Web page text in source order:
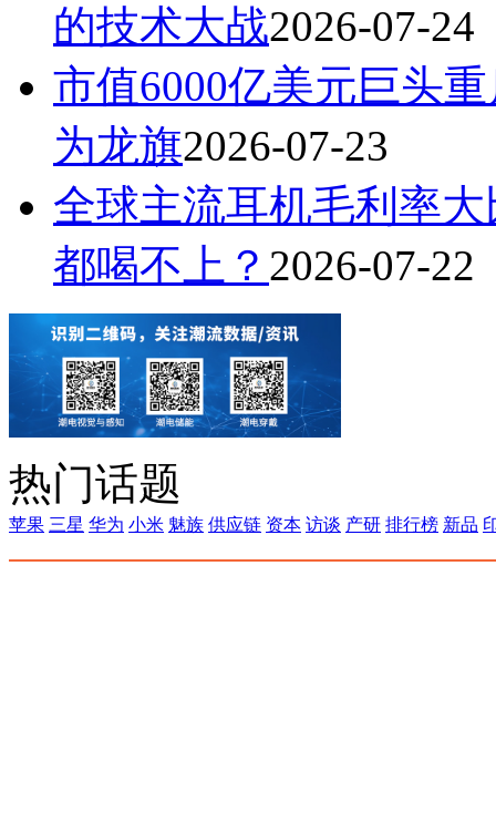
的技术大战2026-07-24
市值6000亿美元巨头
为龙旗2026-07-23
全球主流耳机毛利率
都喝不上？ 2026-07-22
热门话题
苹果 三星 华为 小米 魅族 供应链 资本 访谈 产研 排行榜 新品